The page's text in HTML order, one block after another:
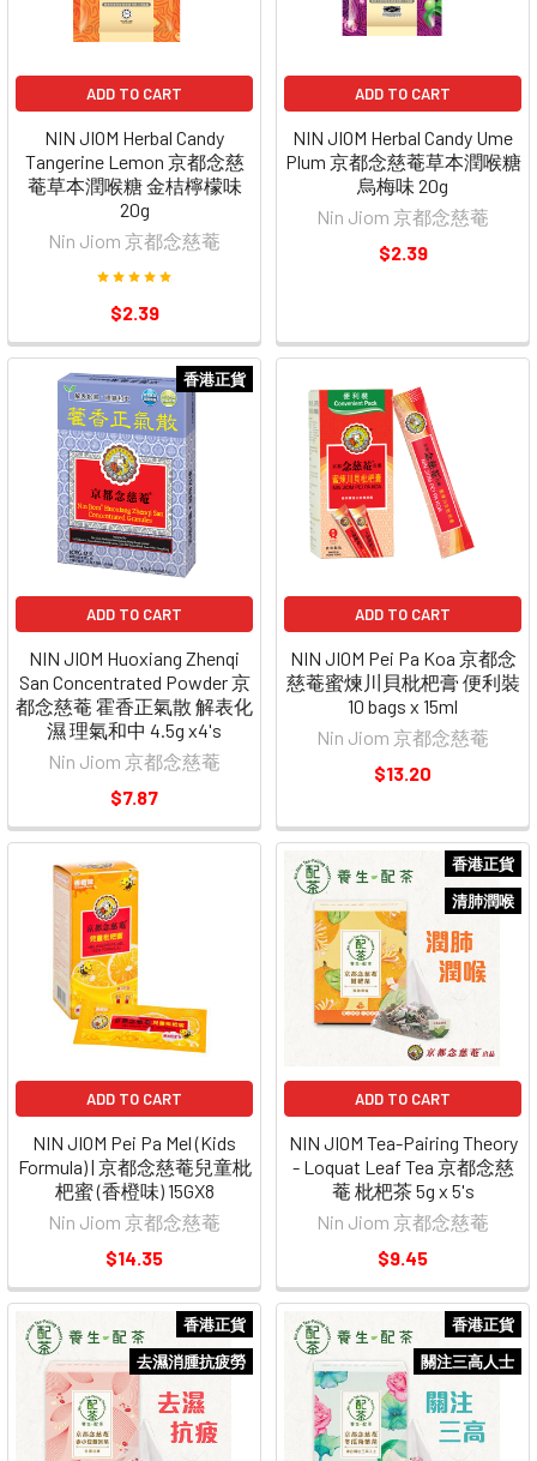
ADD TO CART
NIN JIOM Herbal Candy
Tangerine Lemon 京都念慈
菴草本潤喉糖 金桔檸檬味
20g
Nin Jiom 京都念慈菴
$2.39
ADD TO CART
NIN JIOM Herbal Candy Ume
Plum 京都念慈菴草本潤喉糖
烏梅味 20g
Nin Jiom 京都念慈菴
$2.39
香港正貨
ADD TO CART
NIN JIOM Huoxiang Zhenqi
San Concentrated Powder 京
都念慈菴 霍香正氣散 解表化
濕 理氣和中 4.5g x4's
Nin Jiom 京都念慈菴
$7.87
ADD TO CART
NIN JIOM Pei Pa Koa 京都念
慈菴蜜煉川貝枇杷膏 便利裝
10 bags x 15ml
Nin Jiom 京都念慈菴
$13.20
ADD TO CART
NIN JIOM Pei Pa Mel (Kids
Formula) | 京都念慈菴兒童枇
杷蜜 (香橙味) 15GX8
Nin Jiom 京都念慈菴
$14.35
香港正貨
清肺潤喉
ADD TO CART
NIN JIOM Tea-Pairing Theory
- Loquat Leaf Tea 京都念慈
菴 枇杷茶 5g x 5's
Nin Jiom 京都念慈菴
$9.45
香港正貨
去濕消腫抗疲勞
香港正貨
關注三高人士